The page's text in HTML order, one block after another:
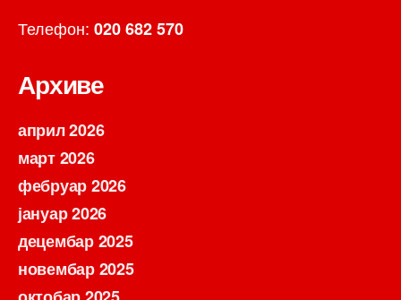
Телефон: 020 682 570
Архиве
април 2026
март 2026
фебруар 2026
јануар 2026
децембар 2025
новембар 2025